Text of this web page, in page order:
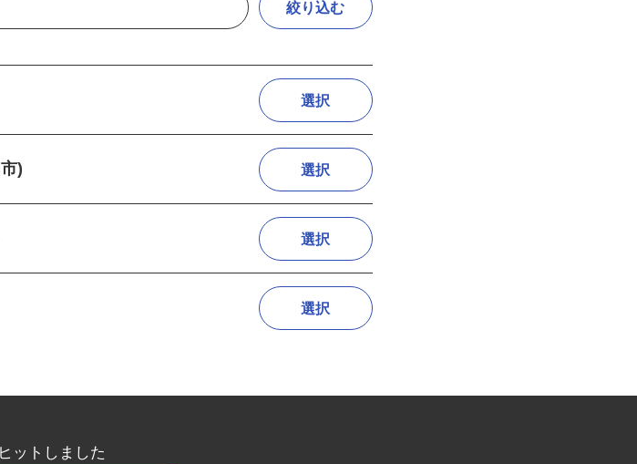
絞り込む
選択
市) 選択
選択
選択